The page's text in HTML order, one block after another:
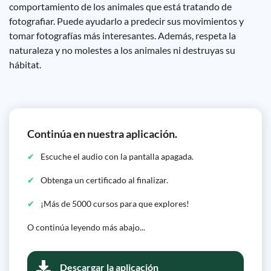
comportamiento de los animales que está tratando de
fotografiar. Puede ayudarlo a predecir sus movimientos y
tomar fotografías más interesantes. Además, respeta la
naturaleza y no molestes a los animales ni destruyas su
hábitat.
Continúa en nuestra aplicación.
Escuche el audio con la pantalla apagada.
Obtenga un certificado al finalizar.
¡Más de 5000 cursos para que explores!
O continúa leyendo más abajo...
Descargar la aplicación